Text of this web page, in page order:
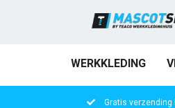
WERKKLEDING
Gratis verzending